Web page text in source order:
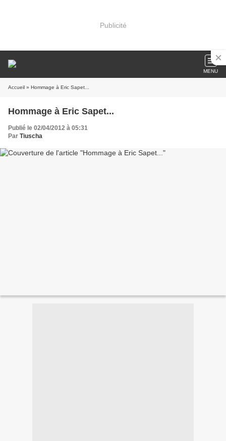
Publicité
MENU
Accueil » Hommage à Eric Sapet...
Hommage à Eric Sapet...
Publié le 02/04/2012 à 05:31
Par Tiuscha